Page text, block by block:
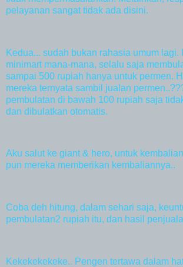
pelayanan sangat tidak ada disini.
Kedua... sudah bukan rahasia umum lagi.
minimart mana-mana, selalu saja
sampai 500 rupiah hanya untuk permen.
mereka ternyata sambil jualan
pembulatan di bawah 100 rupiah saja
dan dibulatkan otomatis.
Aku salut ke giant & hero, untuk
pun mereka memberikan kembaliannya..
Coba deh hitung, dalam sehari saja,
pembulatan2 rupiah itu, dan hasil
Kekekekekeke.. Pengen tertawa dalam